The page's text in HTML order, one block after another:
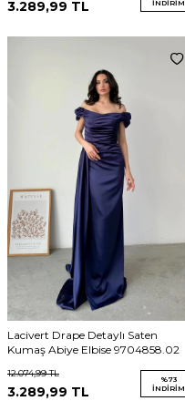
3.289,99 TL
İNDIRIM
Lacivert Drape Detaylı Saten
Kumaş Abiye Elbise 9704858.02
12.074,99TL
3.289,99 TL
%73
İNDIRIM